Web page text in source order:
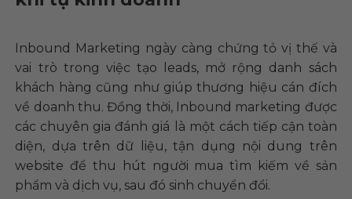
Inbound Marketing ngày càng chứng tỏ vị thế và
vai trò trong việc tạo leads, mở rộng danh sách
khách hàng cũng như giúp thương hiệu cán đích
về doanh thu. Đồng thời, Inbound marketing được
các chuyên gia đánh giá là một cách tiếp cận toàn
diện, dựa trên dữ liệu, tận dụng nội dung trên
website để thu hút người mua tìm kiếm về sản
phẩm và dịch vụ, sau đó sinh chuyển đổi.